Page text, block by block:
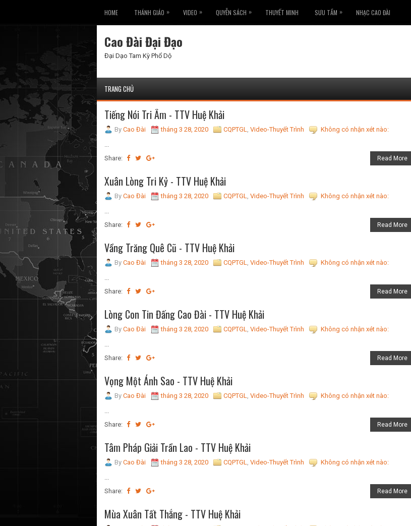
HOME THÁNH GIÁO » VIDEO » QUYỄN SÁCH » THUYẾT MINH SƯU TẦM » NHẠC CAO ĐÀI
Cao Đài Đại Đạo
Đại Dạo Tam Kỳ Phổ Dộ
TRANG CHỦ
Tiếng Nói Tri Âm - TTV Huệ Khải
By Cao Đài tháng 3 28, 2020 CQPTGL, Video-Thuyết Trình
Không có nhận xét nào:
...
Share:
Read More
Xuân Lòng Tri Kỷ - TTV Huệ Khải
By Cao Đài tháng 3 28, 2020 CQPTGL, Video-Thuyết Trình
Không có nhận xét nào:
...
Share:
Read More
Vầng Trăng Quê Cũ - TTV Huệ Khải
By Cao Đài tháng 3 28, 2020 CQPTGL, Video-Thuyết Trình
Không có nhận xét nào:
...
Share:
Read More
Lòng Con Tin Đấng Cao Đài - TTV Huệ Khải
By Cao Đài tháng 3 28, 2020 CQPTGL, Video-Thuyết Trình
Không có nhận xét nào:
...
Share:
Read More
Vọng Một Ánh Sao - TTV Huệ Khải
By Cao Đài tháng 3 28, 2020 CQPTGL, Video-Thuyết Trình
Không có nhận xét nào:
...
Share:
Read More
Tâm Pháp Giải Trần Lao - TTV Huệ Khải
By Cao Đài tháng 3 28, 2020 CQPTGL, Video-Thuyết Trình
Không có nhận xét nào:
...
Share:
Read More
Mùa Xuân Tất Thắng - TTV Huệ Khải